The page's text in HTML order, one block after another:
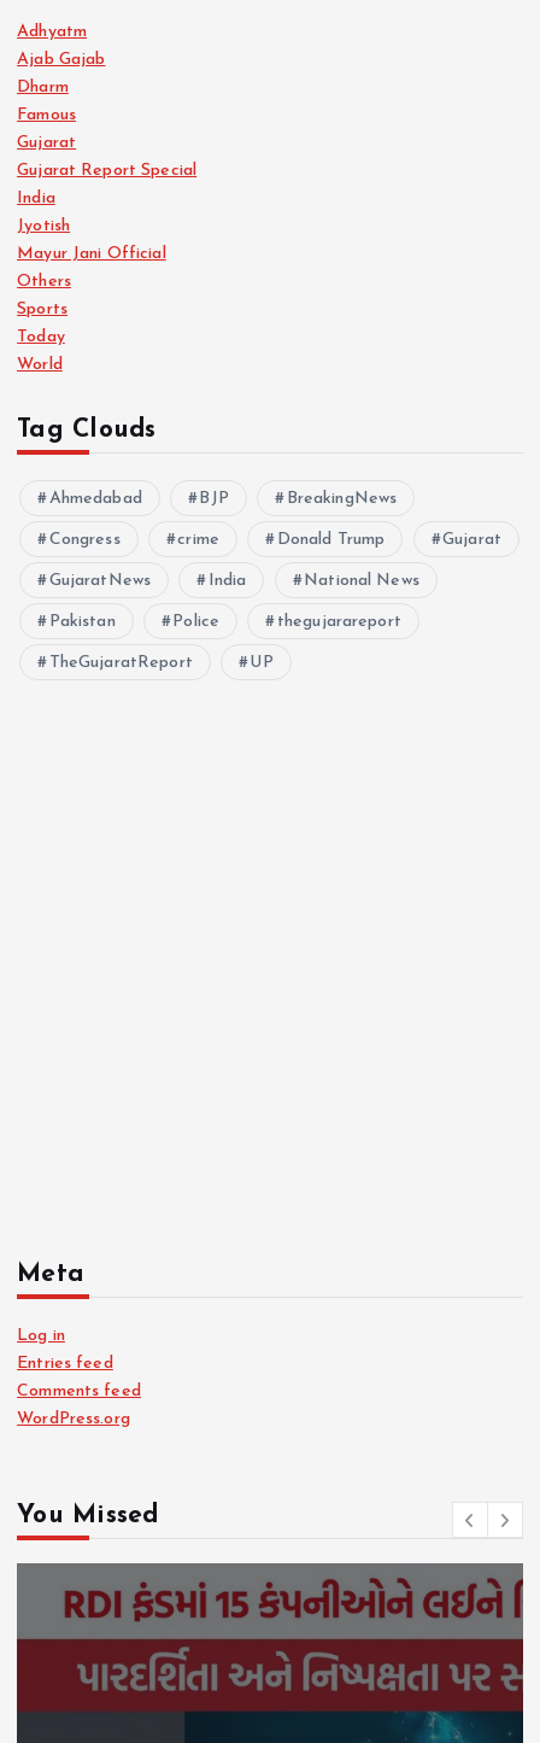
Adhyatm
Ajab Gajab
Dharm
Famous
Gujarat
Gujarat Report Special
India
Jyotish
Mayur Jani Official
Others
Sports
Today
World
Tag Clouds
Ahmedabad BJP BreakingNews
Congress crime Donald Trump Gujarat
GujaratNews India National News
Pakistan Police thegujarareport
TheGujaratReport UP
Meta
Log in
Entries feed
Comments feed
WordPress.org
You Missed